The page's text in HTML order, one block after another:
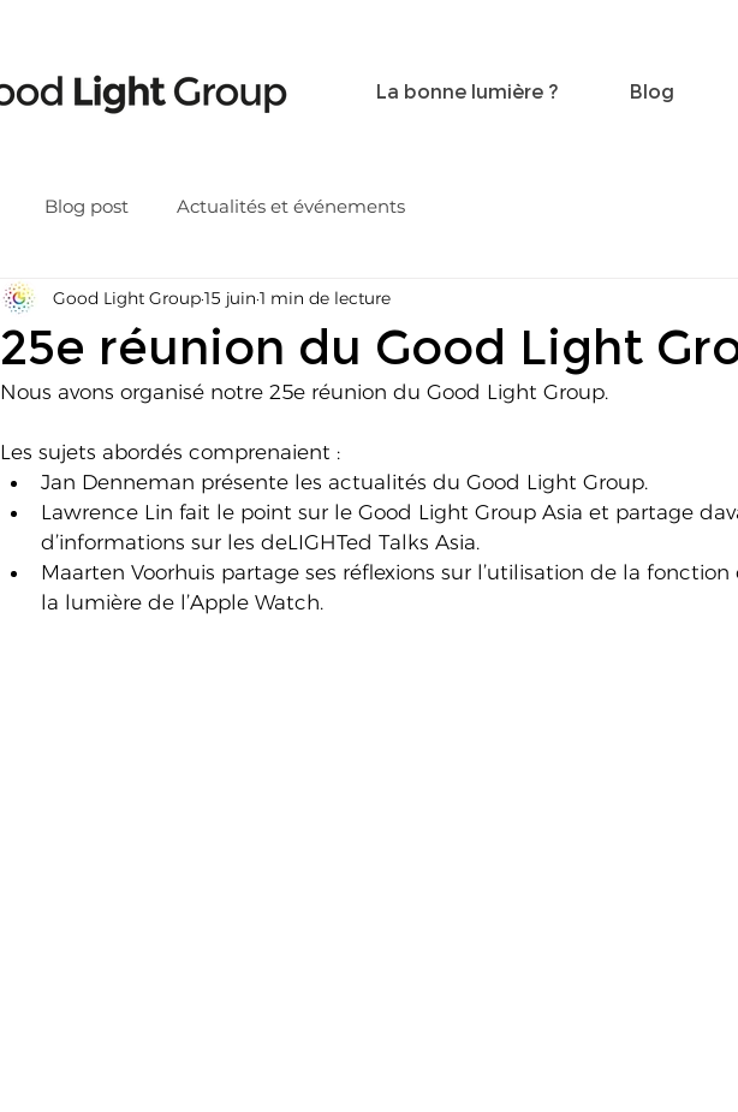
La bonne lumière ? Blog
Blog post Actualités et événements
25e réunion du Good Light
Good Light Group15 juin 1 min de lecture
Nous avons organisé notre 25e réunion du Good Light Group.
Les sujets abordés comprenaient :
Jan Denneman présente les actualités du Good Light Group.
Lawrence Lin fait le point sur le Good Light Group Asia et partage
d’informations sur les deLIGHTed Talks Asia.
Maarten Voorhuis partage ses réflexions sur l’utilisation de la
la lumière de l’Apple Watch.